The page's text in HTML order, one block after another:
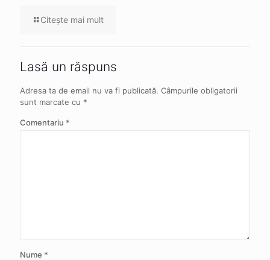
Citeşte mai mult
Lasă un răspuns
Adresa ta de email nu va fi publicată. Câmpurile obligatorii
sunt marcate cu *
Comentariu *
Nume *